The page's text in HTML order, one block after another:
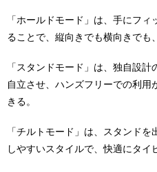
「ホールドモード」は、手にフ
ることで、縦向きでも横向きでも
「スタンドモード」は、独自設
自立させ、ハンズフリーでの利
きる。
「チルトモード」は、スタンド
しやすいスタイルで、快適にタイ